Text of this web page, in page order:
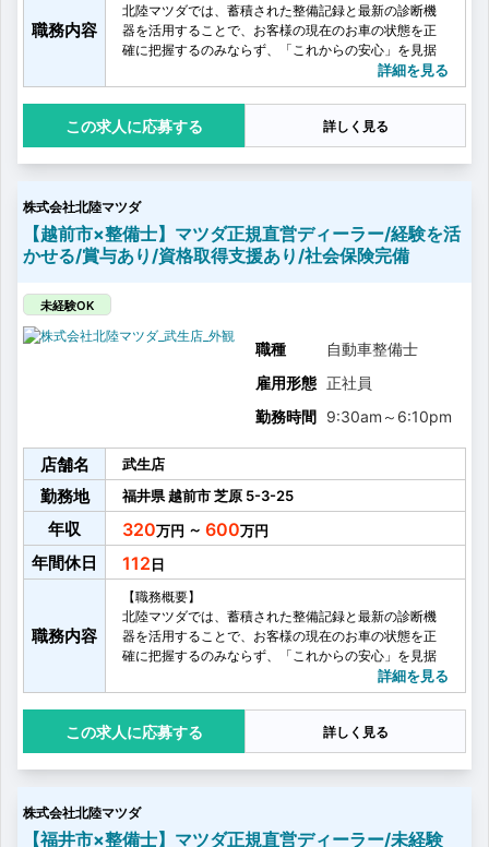
職務内容
北陸マツダでは、蓄積された整備記録と最新の診断機
器を活用することで、お客様の現在のお車の状態を正
確に把握するのみならず、「これからの安心」を見据
【具体的には】
・故障診断
・車両の修理、整備
・車検
・法的点検・MSC（マツダ独自の点検）
詳細を見る
応募する 詳しく見る
株式会社北陸マツダ
【越前市×整備士】マツダ正規直営ディーラー/経験を活
かせる/賞与あり/資格取得支援あり/社会保険完備
未経験OK
職種
自動車整備士
雇用形態 正社員
勤務時間 9:30am ～ 6:10pm
店舗名 武生店
勤務地 福井県越前市芝原 5-3-25
年収 320 ～ 600
年間休日 112
職務内容
【職務概要】
北陸マツダでは、蓄積された整備記録と最新の診断機
器を活用することで、お客様の現在のお車の状態を正
確に把握するのみならず、「これからの安心」を見据
【具体的には】
・故障診断
・車両の修理、整備
・車検
・法的点検・MSC（マツダ独自の点検）
詳細を見る
応募する 詳しく見る
株式会社北陸マツダ
【福井市×整備士】マツダ正規直営ディーラー/未経験